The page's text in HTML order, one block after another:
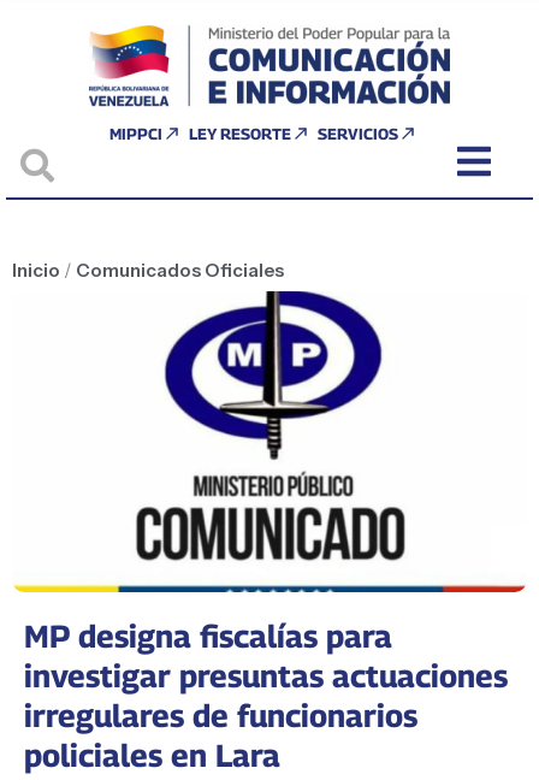
MIPPCI LEY RESORTE SERVICIOS
Inicio / Comunicados Oficiales
MP designa fiscalías para
investigar presuntas actuaciones
irregulares de funcionarios
policiales en Lara